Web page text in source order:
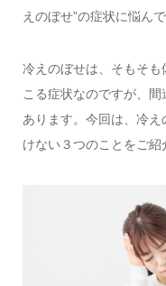
えのぼせ”の症状に悩ん
冷えのぼせは、そもそ
こる症状なのですが、
あります。今回は、冷
けない３つのことをご紹